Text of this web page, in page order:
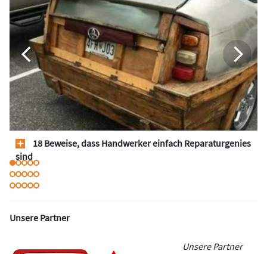
18 Beweise, dass Handwerker einfach Reparaturgenies
sind
Unsere Partner
Unsere Partner